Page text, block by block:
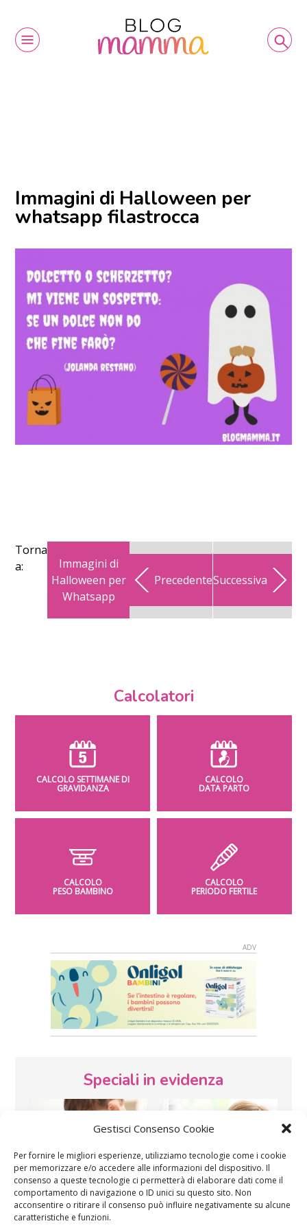
Gestisci Consenso Cookie
Per fornire le migliori esperienze, utilizziamo tecnologie come i cookie
per memorizzare e/o accedere alle informazioni del dispositivo. Il
consenso a queste tecnologie ci permetterà di elaborare dati come il
comportamento di navigazione o ID unici su questo sito. Non
acconsentire o ritirare il consenso può influire negativamente su alcune
caratteristiche e funzioni.
Immagini di Halloween per
whatsapp filastrocca
Torna
a:
Immagini di
Halloween per
Whatsapp
PrecedenteSuccessiva
Calcolatori
CALCOLO SETTIMANE DI
GRAVIDANZA
CALCOLO
DATA PARTO
CALCOLO
PESO BAMBINO
CALCOLO
PERIODO FERTILE
Speciali in evidenza
Vaccini SOS Pediatra